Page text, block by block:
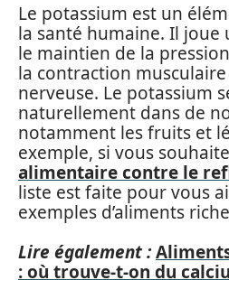
Le potassium est un
la santé humaine. Il joue
le maintien de la
la contraction
nerveuse. Le potassium
naturellement dans de
notamment les fruits et
exemple, si vous
alimentaire contre le
liste est faite pour vous
exemples d’aliments
Lire également :
: où trouve-t-on du